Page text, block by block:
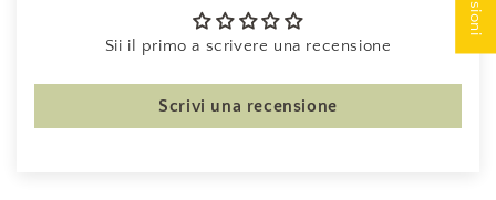
Sii il primo a scrivere una recensione
Scrivi una recensione